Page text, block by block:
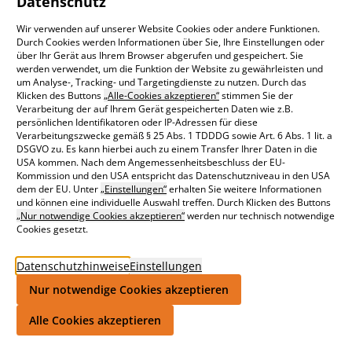
Wir verwenden auf unserer Website Cookies oder andere Funktionen.
Durch Cookies werden Informationen über Sie, Ihre Einstellungen oder
über Ihr Gerät aus Ihrem Browser abgerufen und gespeichert. Sie
werden verwendet, um die Funktion der Website zu gewährleisten und
um Analyse-, Tracking- und Targetingdienste zu nutzen. Durch das
Klicken des Buttons„Alle-Cookies akzeptieren“stimmen Sie der
Verarbeitung der auf Ihrem Gerät gespeicherten Daten wie z.B.
persönlichen Identifikatoren oder IP-Adressen für diese
Verarbeitungszwecke gemäß § 25 Abs. 1 TDDDG sowie Art. 6 Abs. 1 lit. a
DSGVO zu. Es kann hierbei auch zu einem Transfer Ihrer Daten in die
USA kommen. Nach dem Angemessenheitsbeschluss der EU-
Kommission und den USA entspricht das Datenschutzniveau in den USA
dem der EU. Unter„Einstellungen“erhalten Sie weitere Informationen
und können eine individuelle Auswahl treffen. Durch Klicken des Buttons
„Nur notwendige Cookies akzeptieren“werden nur technisch notwendige
Cookies gesetzt.
DatenschutzhinweiseEinstellungen
Nur notwendige Cookies akzeptieren
Alle Cookies akzeptieren
citiworks AG Geschäftsbericht 2023
citiworks AG Geschäftsbericht 2022
citiworks AG Geschäftsbericht 2021
citiworks AG Geschäftsbericht 2020
Broschüren
citiworks AG Unternehmensbroschüre 2019
Unternehmensprofil und Energiedienstleistungen
Automatisierter Kurzfristhandel
Faltblatt "Fahrplanmanagement-Bereitschaft"
Fahrplanmanagement-Bereitschaft 24/7